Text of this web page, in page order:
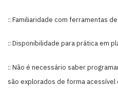
:: Familiaridade com ferramentas
:: Disponibilidade para prática em
:: Não é necessário saber
são explorados de forma acessível